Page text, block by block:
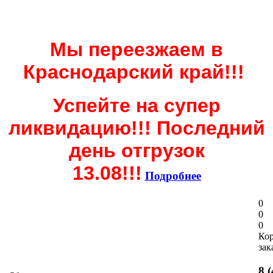
Мы переезжаем в
Краснодарский край!!!
Успейте на супер
ликвидацию!!! Последний
день отгрузок
13.08!!! Подробнее
0
0
0